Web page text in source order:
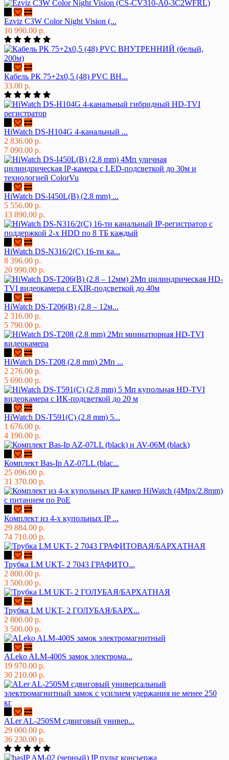
Ezviz C3W Color Night Vision (...
10 990.00 р.
Кабель РК 75+2х0,5 (48) PVC ВН...
33.00 р.
HiWatch DS-H104G 4-канальный ...
2 836.00 р.
7 090.00 р.
HiWatch DS-I450L(B) (2.8 mm) ...
5 556.00 р.
13 890.00 р.
HiWatch DS-N316/2(C) 16-ти ка...
8 396.00 р.
20 990.00 р.
HiWatch DS-T206(B) (2.8 – 12м...
2 316.00 р.
5 790.00 р.
HiWatch DS-T208 (2.8 mm) 2Мп ...
2 276.00 р.
5 690.00 р.
HiWatch DS-T591(C) (2.8 mm) 5...
1 676.00 р.
4 190.00 р.
Комплект Bas-Ip AZ-07LL (blac...
25 096.00 р.
31 370.00 р.
Комплект из 4-х купольных IP ...
29 884.00 р.
74 710.00 р.
Трубка LM UKT- 2 7043 ГРАФИТО...
2 800.00 р.
3 500.00 р.
Трубка LM UKT- 2 ГОЛУБАЯ/БАРХ...
2 800.00 р.
3 500.00 р.
ALeko ALM-400S замок электрома...
19 970.00 р.
30 210.00 р.
ALer AL-250SM сдвиговый универ...
29 000.00 р.
36 230.00 р.